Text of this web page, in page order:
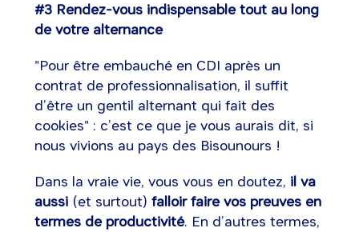
#3 Rendez-vous indispensable tout au long
de votre alternance
"Pour être embauché en CDI après un
contrat de professionnalisation, il suffit
d’être un gentil alternant qui fait des
cookies" : c’est ce que je vous aurais dit, si
nous vivions au pays des Bisounours !
Dans la vraie vie, vous vous en doutez, il va
aussi(et surtout) falloir faire vos preuves en
termes de productivité. En d’autres termes,